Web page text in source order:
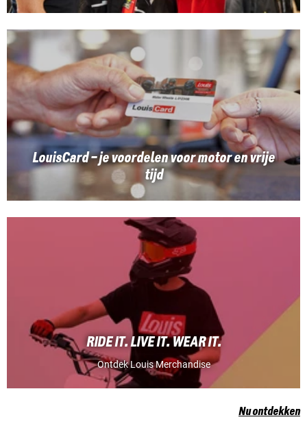
LouisCard – je voordelen voor motor en vrije
tijd
RIDE IT. LIVE IT. WEAR IT.
Ontdek Louis Merchandise
Nu ontdekken